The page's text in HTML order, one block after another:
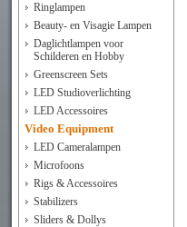
Ringlampen
Beauty- en Visagie Lampen
Daglichtlampen voor
Schilderen en Hobby
Greenscreen Sets
LED Studioverlichting
LED Accessoires
Video Equipment
LED Cameralampen
Microfoons
Rigs & Accessoires
Stabilizers
Sliders & Dollys